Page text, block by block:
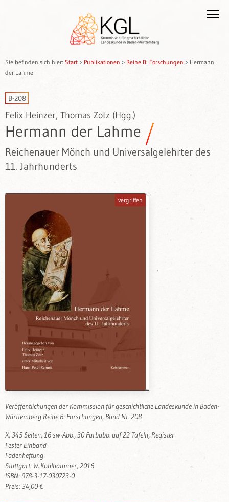
Sie befinden sich hier: Start > Publikationen > Reihe B: Forschungen > Hermann
der Lahme
B-208
Felix Heinzer, Thomas Zotz (Hgg.)
Hermann der Lahme
Reichenauer Mönch und Universalgelehrter des
11. Jahrhunderts
vergriffen
Veröffentlichungen der Kommission für geschichtliche Landeskunde in Baden-
Württemberg Reihe B: Forschungen, Band Nr. 208
X, 345 Seiten, 16 sw-Abb., 30 Farbabb. auf 22 Tafeln, Register
Fester Einband
Fadenheftung
Stuttgart: W. Kohlhammer, 2016
ISBN: 978-3-17-030723-0
Preis: 34,00 €